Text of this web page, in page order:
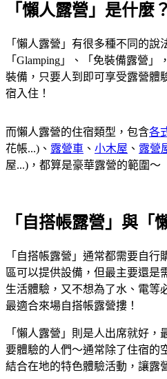
「懶人露營」是什麼？
「懶人露營」有很多種不同的說
「Glamping」、「免裝備露營
裝備，只要人到即可享受露營體
宿入住！
而懶人露營的住宿類型，包含各
花帳...)、 露營車 、 小木屋 、 露營
屋...)，都算是豪華露營的範圍～
「自搭帳露營」與「
「自搭帳露營」通常都需要自
區可以提供設備，但最主要還是
生活體驗，又不想為了水、電等
最適合來場自搭帳露營摟！
「懶人露營」則是人出席就好
要體驗的人們～通常除了住宿的
結合在地的特色體驗活動，讓露